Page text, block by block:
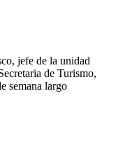
jefe de la unidad
de Turismo,
semana largo